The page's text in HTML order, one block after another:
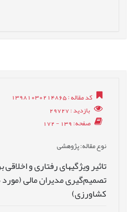
کد مقاله: 13981030214865
بازدید: 29727
صفحه: 139 - 172
نوع مقاله: پژوهشی
تاثیر ویژگیهای رفتاری و
تصمیم‌گیری مديران مالی (مورد
کشاورزی)